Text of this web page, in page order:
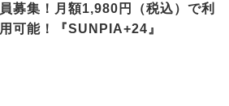
員募集！月額1,980円（税込）で利
用可能！『SUNPIA+24』